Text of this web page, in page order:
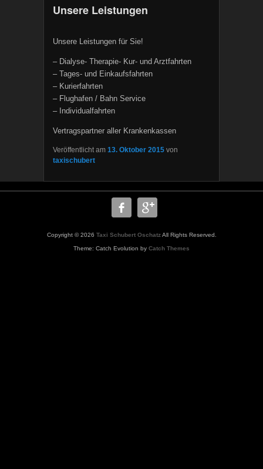
Unsere Leistungen
Unsere Leistungen für Sie!
– Dialyse- Therapie- Kur- und Arztfahrten
– Tages- und Einkaufsfahrten
– Kurierfahrten
– Flughafen / Bahn Service
– Individualfahrten
Vertragspartner aller Krankenkassen
Veröffentlicht am 13. Oktober 2015 von
taxischubert
Copyright © 2026 Taxi Schubert OschatzAll Rights Reserved.
Theme: Catch Evolution by Catch Themes